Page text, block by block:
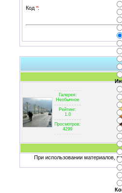
Код *:
Галерея:
Необычное
Рейтинг:
1.0
Просмотров:
4299
При использовании материалов,